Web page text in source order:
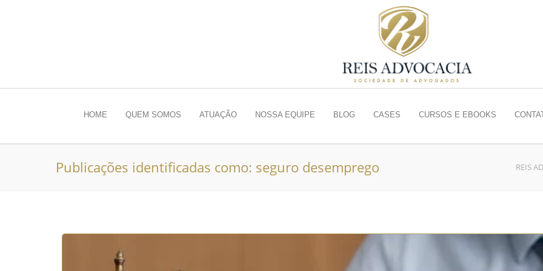
HOME QUEM SOMOS ATUAÇÃO NOSSA EQUIPE BLOG CASES CURSOS E EBOOKS
Publicações identificadas como: seguro desemprego REIS